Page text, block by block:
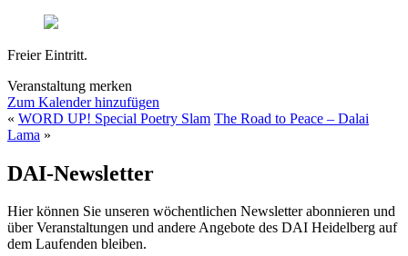
Freier Eintritt.
Veranstaltung merken
Zum Kalender hinzufügen
« WORD UP! Special Poetry Slam The Road to Peace – Dalai
Lama »
DAI-Newsletter
Hier können Sie unseren wöchentlichen Newsletter abonnieren und
über Veranstaltungen und andere Angebote des DAI Heidelberg auf
dem Laufenden bleiben.